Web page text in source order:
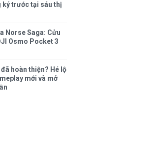
ký trước tại sáu thị
Norse Saga: Cửu
Osmo Pocket 3
hoàn thiện? Hé lộ
mới và mở